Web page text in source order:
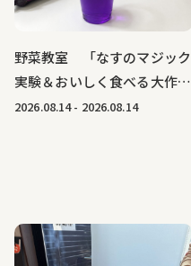
野菜教室 「なすのマジック
実験＆おいしく食べる大作
戦」｜深谷テラス ヤサイな
2026.08.14- 2026.08.14